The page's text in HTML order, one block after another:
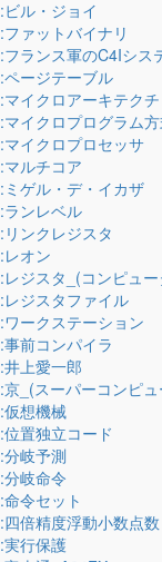
:ビル・ジョイ
:ファットバイナリ
:フランス軍のC4Iシス
:ページテーブル
:マイクロアーキテク
:マイクロプログラム
:マイクロプロセッサ
:マルチコア
:ミゲル・デ・イカザ
:ランレベル
:リンクレジスタ
:レオン
:レジスタ_(コンピュ
:レジスタファイル
:ワークステーション
:事前コンパイラ
:井上愛一郎
:京_(スーパーコンピ
:仮想機械
:位置独立コード
:分岐予測
:分岐命令
:命令セット
:四倍精度浮動小数点数
:実行保護